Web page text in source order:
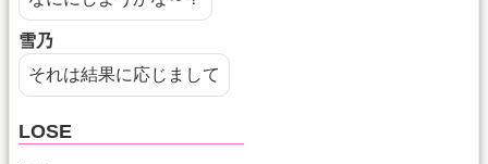
雪乃
それは結果に応じまして
LOSE